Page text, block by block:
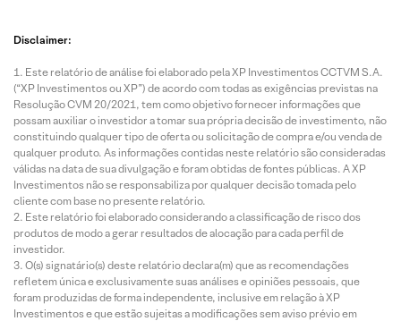
Disclaimer:
Este relatório de análise foi elaborado pela XP Investimentos CCTVM S.A.
(“XP Investimentos ou XP”) de acordo com todas as exigências previstas na
Resolução CVM 20/2021, tem como objetivo fornecer informações que
possam auxiliar o investidor a tomar sua própria decisão de investimento, não
constituindo qualquer tipo de oferta ou solicitação de compra e/ou venda de
qualquer produto. As informações contidas neste relatório são consideradas
válidas na data de sua divulgação e foram obtidas de fontes públicas. A XP
Investimentos não se responsabiliza por qualquer decisão tomada pelo
cliente com base no presente relatório.
Este relatório foi elaborado considerando a classificação de risco dos
produtos de modo a gerar resultados de alocação para cada perfil de
investidor.
O(s) signatário(s) deste relatório declara(m) que as recomendações
refletem única e exclusivamente suas análises e opiniões pessoais, que
foram produzidas de forma independente, inclusive em relação à XP
Investimentos e que estão sujeitas a modificações sem aviso prévio em